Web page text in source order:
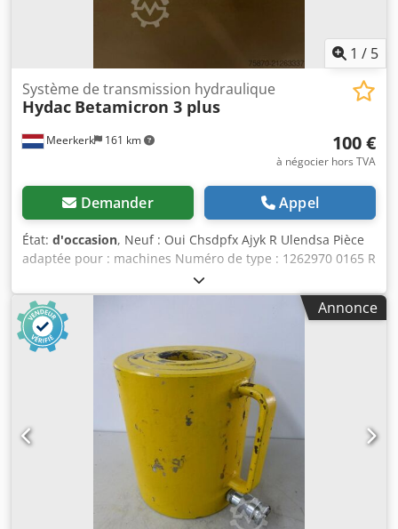
1 / 5
Meerkerk 161 km
Système de transmission hydraulique
Hydac Betamicron 3 plus
100 €
à négocier hors TVA
Demander Appel
État: d'occasion, Neuf : Oui Chsdpfx Ajyk R Ulendsa Pièce
adaptée pour : machines Numéro de type : 1262970 0165 R
Annonce